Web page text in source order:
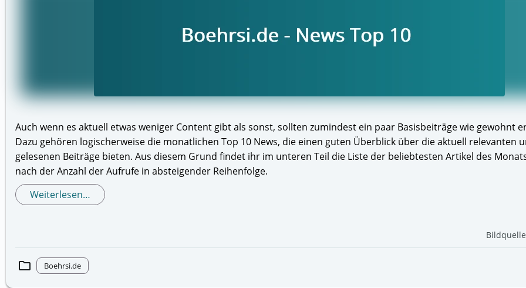
Auch wenn es aktuell etwas weniger Content gibt als sonst, sollten zumindest ein paar Basisbeiträge wie gewohnt
Dazu gehören logischerweise die monatlichen Top 10 News, die einen guten Überblick über die aktuell relevanten
gelesenen Beiträge bieten. Aus diesem Grund findet ihr im unteren Teil die Liste der beliebtesten Artikel des
nach der Anzahl der Aufrufe in absteigender Reihenfolge.
Weiterlesen…
folder Boehrsi.de